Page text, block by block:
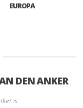
EUROPA
DEN ANKER
is